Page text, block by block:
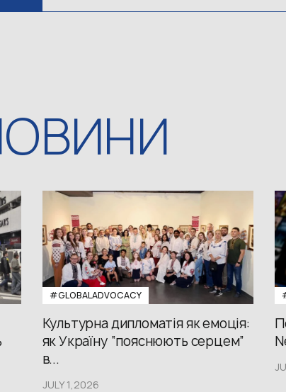
#GLOBALADVOCACY
Культурна дипломатія як емоція:
як Україну “пояснюють серцем”
в...
JULY 1,2026